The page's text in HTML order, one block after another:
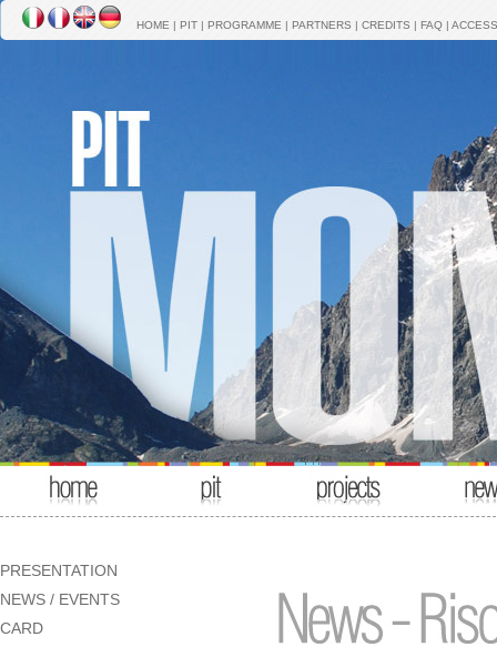
HOME | PIT | PROGRAMME | PARTNERS | CREDITS | FAQ |
PRESENTATION
NEWS / EVENTS
CARD